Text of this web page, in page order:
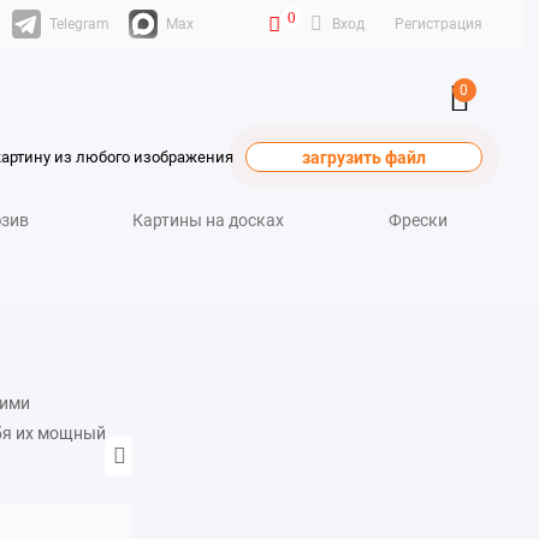
Telegram Max 0 Вход Регистрация
0
из любого изображения загрузить файл
Картины на досках Фрески
их мощный